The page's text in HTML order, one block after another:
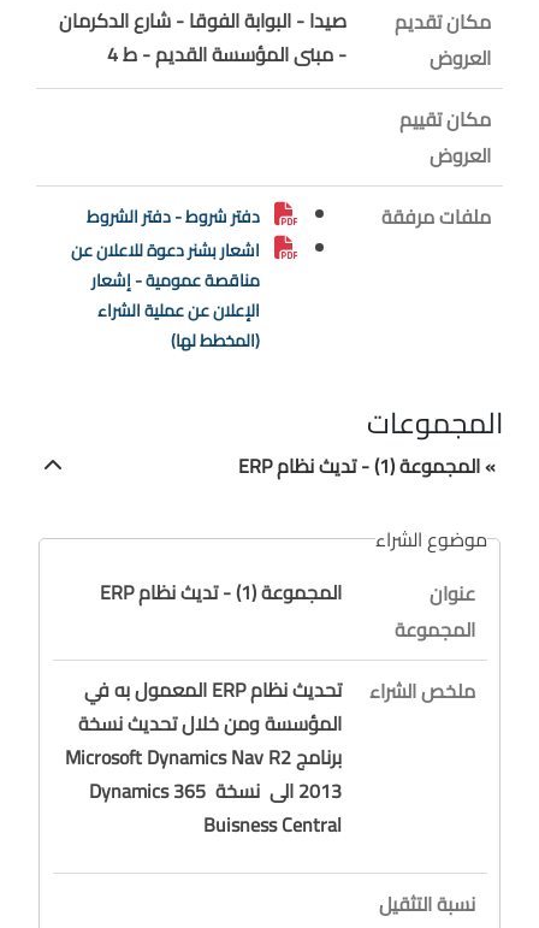
مكان تقديم
العروض
صيدا - البوابة الفوقا - شارع الدكرمان
- مبنى المؤسسة القديم - ط 4
مكان تقييم
العروض
ملفات مرفقة
دفتر شروط - دفتر الشروط
اشعار بشنر دعوة للاعلان عن
مناقصة عمومية - إشعار
الإعلان عن عملية الشراء
(المخطط لها)
المجموعات
» المجموعة (1) - تديث نظام ERP
موضوع الشراء
عنوان
المجموعة
المجموعة (1) - تديث نظام ERP
ملخص الشراء
تحديث نظام ERP المعمول به في
المؤسسة ومن خلال تحديث نسخة
برنامج Microsoft Dynamics Nav R2
2013 الى نسخة Dynamics 365
Buisness Central
نسبة التثقيل